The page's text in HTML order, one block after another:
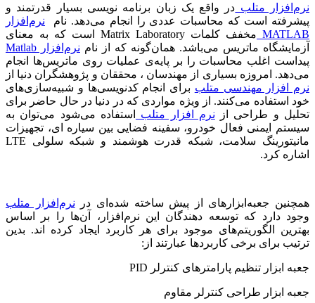
نرم‌افزار متلب در واقع یک زبان برنامه نویسی بسیار قدرتمند و
پیشرفته است که محاسبات عددی را انجام می‌دهد. نام نرم‌افزار
MATLAB مخفف کلمات Matrix Laboratory است که به معنای
آزمایشگاه ماتریس می‌باشد. همان‌گونه که از نام نرم‌افزار Matlab
پیداست اغلب محاسبات را بر پایه‌ی عملیات روی ماتریس‌ها انجام
می‌دهد. امروزه بسیاری از مهندسان ، محققان و پژوهشگران دنیا از
نرم افزار مهندسی متلب برای انجام کدنویسی‌ها و شبیه‌سازی‌های
خود استفاده می‌کنند. از ویژه مواردی که در دنیا در حال حاضر برای
تحلیل و طراحی از نرم افزار متلب
استفاده می‌شود می‌توان به
سیستم ایمنی فعال خودرو، سفینه فضایی بین سیاره ای، تجهیزات
مانیتورینگ سلامت، شبکه قدرت هوشمند و شبکه سلولی LTE
اشاره کرد.
همچنین جعبه‌ابزارهای از پیش ساخته شده‌ای در نرم‌افزار متلب
وجود دارد که توسعه دهندگان این نرم‌افزار، آن‌ها را بر اساس
بهترین الگوریتم‌های موجود برای هر کاربرد ایجاد کرده اند. بدین
ترتیب برای برخی کاربردها عبارتند از:
جعبه ابزار تنظیم پارامترهای کنترلر PID
جعبه ابزار طراحی کنترلر مقاوم